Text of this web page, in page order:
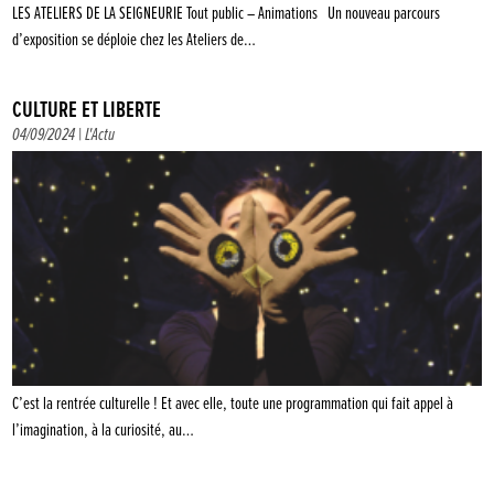
LES ATELIERS DE LA SEIGNEURIE Tout public – Animations Un nouveau parcours
d’exposition se déploie chez les Ateliers de…
CULTURE ET LIBERTÉ
04/09/2024 |L'Actu
C’est la rentrée culturelle ! Et avec elle, toute une programmation qui fait appel à
l’imagination, à la curiosité, au…